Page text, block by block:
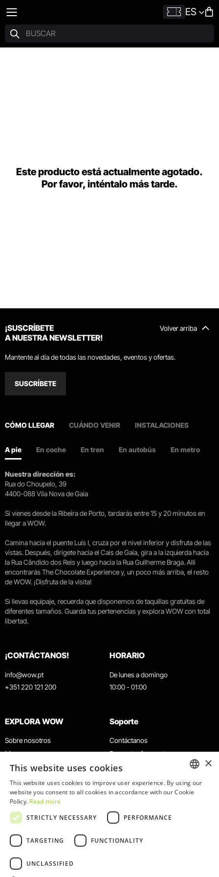
ES
Este producto está actualmente agotado.
Por favor, inténtalo más tarde.
Volver arriba
¡SUSCRÍBETE
A NUESTRA NEWSLETTER!
Mantente al día de todas las novedades, eventos y ofertas.
SUSCRÍBETE
CÓMO LLEGAR CUÁNDO VENIR INSTALACIONES
A pie En coche En tren En autobús En metro
Nuestra dirección es:
Rua do Choupelo, 39
4400-088 Vila Nova de Gaia
Si vienes desde la Ribeira de Porto, tardarás entre 15 y 20 minutos en
llegar a WOW.
Camina hacia el puente Luís I, cruza por el nivel inferior y disfruta de las
vistas. Después, dirígete hacia el Cais de Gaia, gira a la izquierda hacia
la Rua Cândido dos Reis y luego hacia la Rua Guilherme Braga. Allí
encontrarás The Chocolate Experience y, un poco más arriba, el resto
de WOW. ¡Disfruta de la visita!
Si llevas equipaje, recuerda que disponemos de taquillas gratuitas de
diferentes tamaños. Guarda tus pertenencias y explora WOW con total
libertad.
¡CONTÁCTANOS!
info@wow.pt
+351 220 121 200
HORARIO
De lunes a domingo
10:00 - 01:00
EXPLORA WOW
Sobre nosotros
Museos
Agenda
Noticias
Restaurantes
Tarjeta WOW
Grupos y eventos
Servicio educativo
Soporte
Contáctanos
Preguntas frecuentes
Términos y condiciones
Política de privacidad y cookies
Trabaja con nosotros
Libro de reclamaciones
ENGLISH
×
This website uses cookies
This website uses cookies to improve user experience. By using our
website you consent to all cookies in accordance with our Cookie
Policy. Read more
STRICTLY NECESSARY
PERFORMANCE
TARGETING FUNCTIONALITY
UNCLASSIFIED